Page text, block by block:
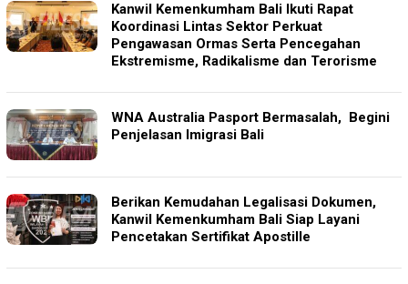
Kanwil Kemenkumham Bali Ikuti Rapat
Koordinasi Lintas Sektor Perkuat
Pengawasan Ormas Serta Pencegahan
Ekstremisme, Radikalisme dan Terorisme
WNA Australia Pasport Bermasalah, Begini
Penjelasan Imigrasi Bali
Berikan Kemudahan Legalisasi Dokumen,
Kanwil Kemenkumham Bali Siap Layani
Pencetakan Sertifikat Apostille